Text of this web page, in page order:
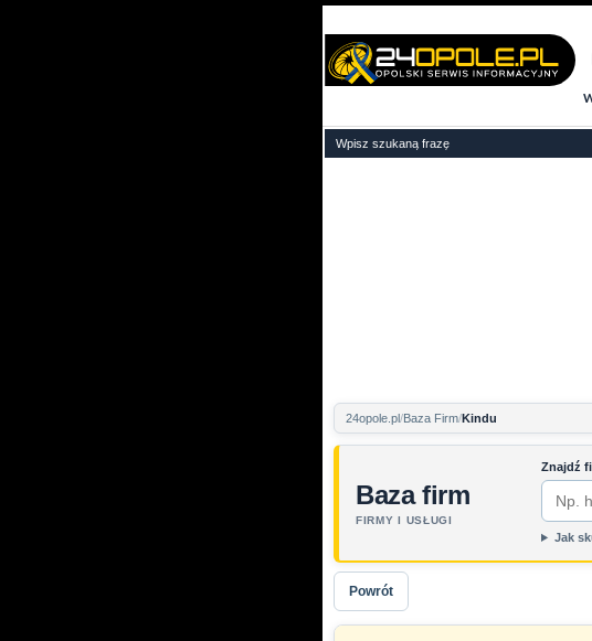
24opole.pl Baza Firm Kindu
Baza firm
FIRMY I USŁUGI
Znajdź
Jak
Powrót